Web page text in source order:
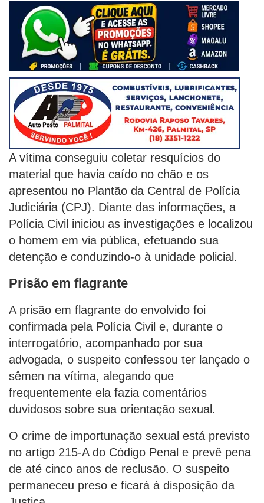
A vítima conseguiu coletar resquícios do
material que havia caído no chão e os
apresentou no Plantão da Central de Polícia
Judiciária (CPJ). Diante das informações, a
Polícia Civil iniciou as investigações e localizou
o homem em via pública, efetuando sua
detenção e conduzindo-o à unidade policial.
Prisão em flagrante
A prisão em flagrante do envolvido foi
confirmada pela Polícia Civil e, durante o
interrogatório, acompanhado por sua
advogada, o suspeito confessou ter lançado o
sêmen na vítima, alegando que
frequentemente ela fazia comentários
duvidosos sobre sua orientação sexual.
O crime de importunação sexual está previsto
no artigo 215-A do Código Penal e prevê pena
de até cinco anos de reclusão. O suspeito
permaneceu preso e ficará à disposição da